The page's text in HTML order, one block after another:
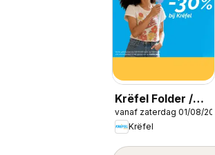
Krëfel Folder /
Publicité
vanaf zaterdag 01/08/
Krëfel